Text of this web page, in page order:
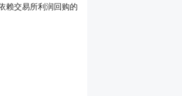
赖交易所利润回购的